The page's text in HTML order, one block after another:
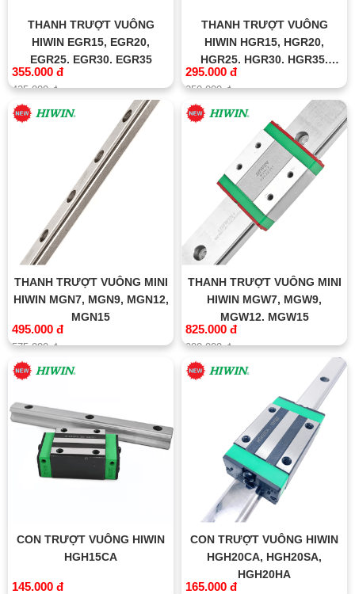
THANH TRƯỢT VUÔNG
HIWIN EGR15, EGR20,
EGR25, EGR30, EGR35
355.000 đ
425.000 đ
THANH TRƯỢT VUÔNG
HIWIN HGR15, HGR20,
HGR25, HGR30, HGR35,
HGR45, HGR55, HGR65
295.000 đ
350.000 đ
THANH TRƯỢT VUÔNG MINI
HIWIN MGN7, MGN9, MGN12,
MGN15
495.000 đ
575.000 đ
THANH TRƯỢT VUÔNG MINI
HIWIN MGW7, MGW9,
MGW12, MGW15
825.000 đ
900.000 đ
CON TRƯỢT VUÔNG HIWIN
HGH15CA
145.000 đ
CON TRƯỢT VUÔNG HIWIN
HGH20CA, HGH20SA,
HGH20HA
165.000 đ